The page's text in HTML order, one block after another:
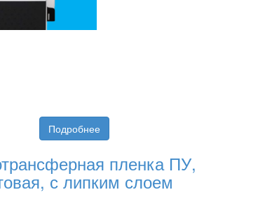
Подробнее
пленка ПУ,
с липким слоем